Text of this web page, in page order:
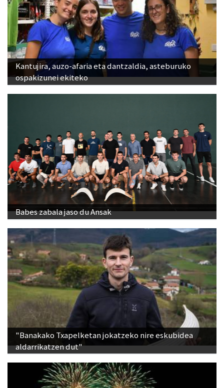
Kantujira, auzo-afaria eta dantzaldia, asteburuko
ospakizunei ekiteko
Babes zabala jaso du Ansak
"Banakako Txapelketan jokatzeko nire eskubidea
aldarrikatzen dut"